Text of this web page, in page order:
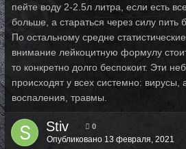
пейте воду 2-2.5л литра, если есть
больше, а стараться через силу пить
По остальному средне
внимание лейкоцитную формулу
то конкретно долго беспокоит. Эти
происходят у всех системно: вирусы,
воспаления, травмы.
Stiv 0
Опубликовано 13 февраля, 2021